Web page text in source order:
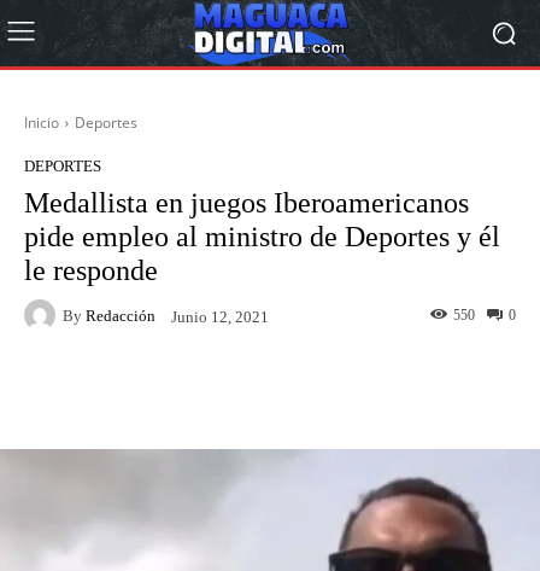
Inicio Deportes
DEPORTES
Medallista en juegos Iberoamericanos
pide empleo al ministro de Deportes y él
le responde
By Redacción Junio 12, 2021 0
550